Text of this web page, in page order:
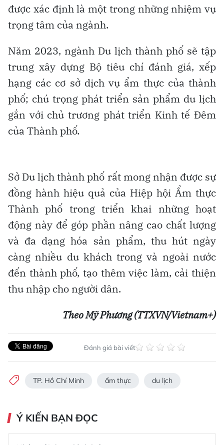
được xác định là một trong những nhiệm vụ
trọng tâm của ngành.
Năm 2023, ngành Du lịch thành phố sẽ tập
trung xây dựng Bộ tiêu chí đánh giá, xếp
hạng các cơ sở dịch vụ ẩm thực của thành
phố; chú trọng phát triển sản phẩm du lịch
gắn với chủ trương phát triển Kinh tế Đêm
của Thành phố.
Sở Du lịch thành phố rất mong nhận được sự
đồng hành hiệu quả của Hiệp hội Ẩm thực
Thành phố trong triển khai những hoạt
động này để góp phần nâng cao chất lượng
và đa dạng hóa sản phẩm, thu hút ngày
càng nhiều du khách trong và ngoài nước
đến thành phố, tạo thêm việc làm, cải thiện
thu nhập cho người dân.
Theo Mỹ Phương (TTXVN/Vietnam+)
Đánh giá bài viết
TP. Hồ Chí Minh ẩm thực du lịch
Ý KIẾN BẠN ĐỌC